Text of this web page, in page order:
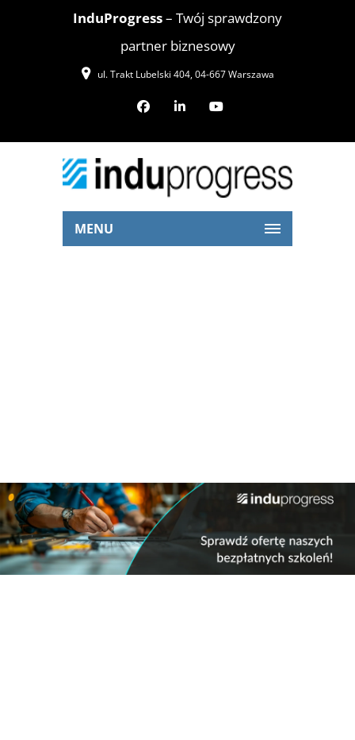
InduProgress– Twój sprawdzony
partner biznesowy
ul. Trakt Lubelski 404, 04-667 Warszawa
MENU